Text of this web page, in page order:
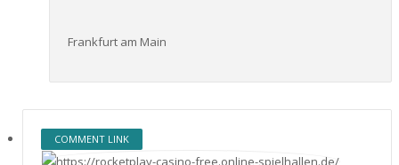
Frankfurt am Main
COMMENT LINK